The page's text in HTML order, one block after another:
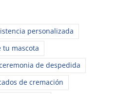
personalizada
tu mascota
de despedida
de cremación